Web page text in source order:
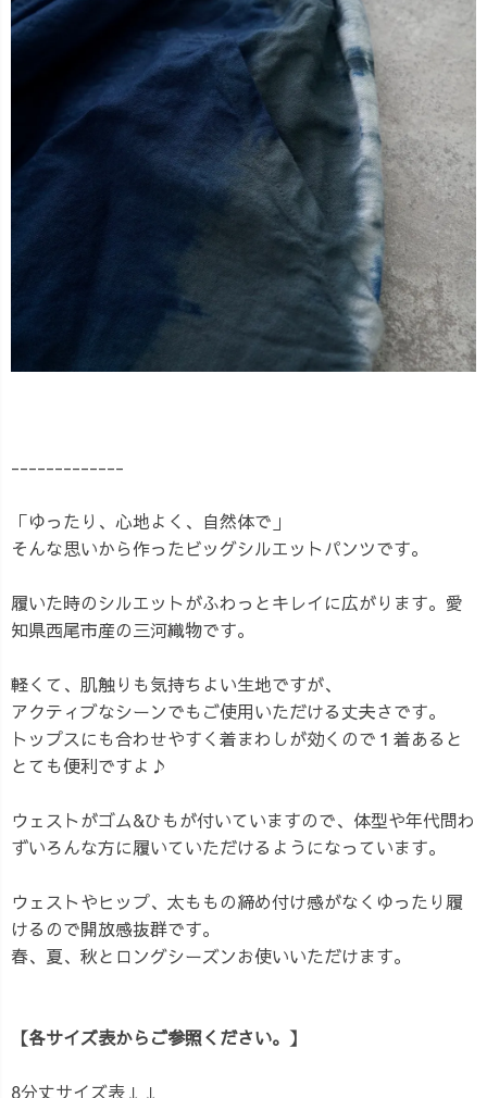
-------------
「ゆったり、心地よく、自然体で」
そんな思いから作ったビッグシルエットパンツです。
履いた時のシルエットがふわっとキレイに広がります。愛
知県西尾市産の三河織物です。
軽くて、肌触りも気持ちよい生地ですが、
アクティブなシーンでもご使用いただける丈夫さです。
トップスにも合わせやすく着まわしが効くので１着あると
とても便利ですよ♪
ウェストがゴム&ひもが付いていますので、体型や年代問わ
ずいろんな方に履いていただけるようになっています。
ウェストやヒップ、太ももの締め付け感がなくゆったり履
けるので開放感抜群です。
春、夏、秋とロングシーズンお使いいただけます。
【各サイズ表からご参照ください。】
8分丈サイズ表↓↓